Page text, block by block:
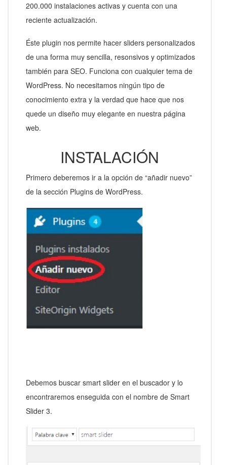
200.000 instalaciones activas y cuenta con una
reciente actualización.
Éste plugin nos permite hacer sliders personalizados
de una forma muy sencilla, resonsivos y optimizados
también para SEO. Funciona con cualquier tema de
WordPress. No necesitamos ningún tipo de
conocimiento extra y la verdad que hace que nos
quede un diseño muy elegante en nuestra página
web.
INSTALACIÓN
Primero deberemos ir a la opción de “añadir nuevo”
de la sección Plugins de WordPress.
Debemos buscar smart slider en el buscador y lo
encontraremos enseguida con el nombre de Smart
Slider 3.